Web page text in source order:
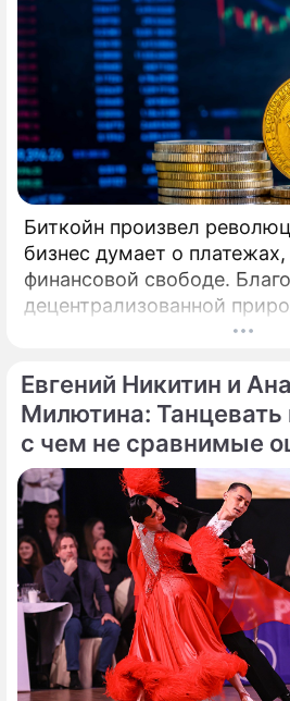
деятель искусств РФ,
России Станислав Попов.
сложившийся дуэт
Дарьи Прусаковой примет
турнире профессионалов
латиноамериканской
Биткойн произвел
бизнес думает о
финансовой свободе.
децентрализованной
безграничной
возможности для
присутствия. Однако
преимуществами
проблемы, особенно в
правовой сфере.
препятствий имеет
предприятий,
возможность внедрения
Евгений Никитин и
Милютина: Танцевать
с чем не сравнимые